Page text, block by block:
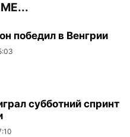
победил в Венгрии
субботний спринт